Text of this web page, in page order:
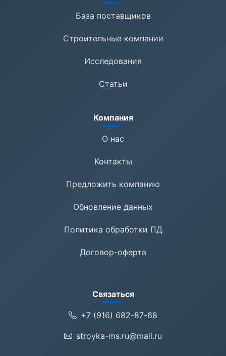
База поставщиков
Строительные компании
Исследования
Статьи
Компания
О нас
Контакты
Предложить компанию
Обновление данных
Политика обработки ПД
Договор-оферта
Связаться
+7 (916) 682-87-68
stroyka-ms.ru@mail.ru